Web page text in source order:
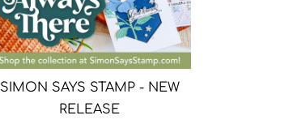
SIMON SAYS STAMP - NEW
RELEASE